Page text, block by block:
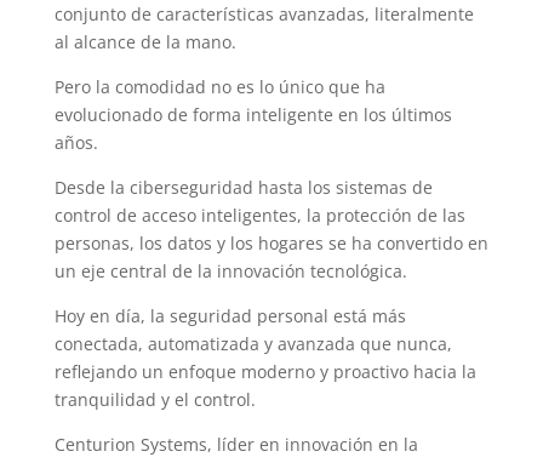
conjunto de características avanzadas, literalmente
al alcance de la mano.
Pero la comodidad no es lo único que ha
evolucionado de forma inteligente en los últimos
años.
Desde la ciberseguridad hasta los sistemas de
control de acceso inteligentes, la protección de las
personas, los datos y los hogares se ha convertido en
un eje central de la innovación tecnológica.
Hoy en día, la seguridad personal está más
conectada, automatizada y avanzada que nunca,
reflejando un enfoque moderno y proactivo hacia la
tranquilidad y el control.
Centurion Systems, líder en innovación en la